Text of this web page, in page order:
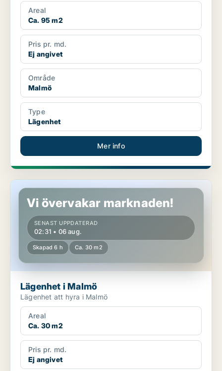
Areal
Ca. 95 m2
Pris pr. md.
Ej angivet
Område
Malmö
Type
Lägenhet
Mer info
Lägenhet i Malmö
Vi övervakar marknaden!
SENAST UPPDATERAD
02:31 • 06 aug.
Skapad 6 h Ca. 30 m2
Lägenhet i Malmö
Lägenhet att hyra i Malmö
Areal
Ca. 30 m2
Pris pr. md.
Ej angivet